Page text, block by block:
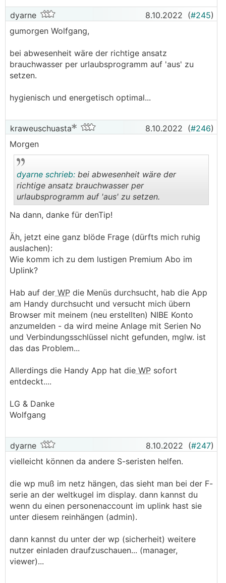
dyarne 8.10.2022 (#245)
gumorgen Wolfgang,
bei abwesenheit wäre der richtige ansatz
brauchwasser per urlaubsprogramm auf 'aus' zu
setzen.
hygienisch und energetisch optimal...
kraweuschuasta 8.10.2022 (#246)
Morgen
..
dyarne schrieb: bei abwesenheit wäre der
richtige ansatz brauchwasser per
urlaubsprogramm auf 'aus' zu setzen.
Na dann, danke für denTip!
Äh, jetzt eine ganz blöde Frage (dürfts mich ruhig
auslachen):
Wie komm ich zu dem lustigen Premium Abo im
Uplink?
Hab auf der WP die Menüs durchsucht, hab die App
am Handy durchsucht und versucht mich übern
Browser mit meinem (neu erstellten) NIBE Konto
anzumelden - da wird meine Anlage mit Serien No
und Verbindungsschlüssel nicht gefunden, mglw. ist
das das Problem...
Allerdings die Handy App hat die WP sofort
entdeckt....
LG & Danke
Wolfgang
dyarne 8.10.2022 (#247)
vielleicht können da andere S-seristen helfen.
die wp muß im netz hängen, das sieht man bei der F-
serie an der weltkugel im display. dann kannst du
wenn du einen personenaccount im uplink hast sie
unter diesem reinhängen (admin).
dann kannst du unter der wp (sicherheit) weitere
nutzer einladen draufzuschauen... (manager,
viewer)...